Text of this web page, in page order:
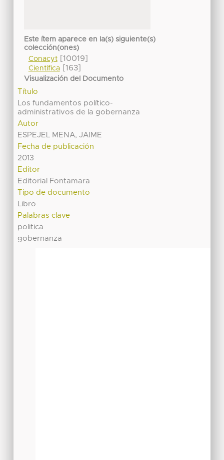
Este ítem aparece en la(s) siguiente(s)
colección(ones)
Conacyt[10019]
Científica[163]
Visualización del Documento
Título
Los fundamentos político-
administrativos de la gobernanza
Autor
ESPEJEL MENA, JAIME
Fecha de publicación
2013
Editor
Editorial Fontamara
Tipo de documento
Libro
Palabras clave
politica
gobernanza